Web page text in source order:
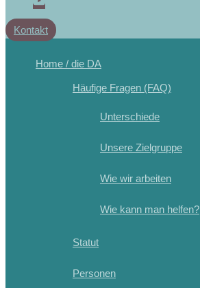
Kontakt
Home / die DA
Häufige Fragen (FAQ)
Unterschiede
Unsere Zielgruppe
Wie wir arbeiten
Wie kann man helfen?
Statut
Personen